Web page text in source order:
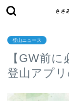
ささ
登山ニュース
【GW前
登山アプ